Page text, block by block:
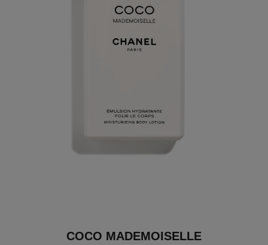
COCO MADEMOISELLE